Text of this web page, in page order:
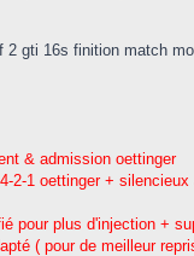
2 gti 16s finition match
& admission oettinger
2-1 oettinger + silencieux
pour plus d'injection +
( pour de meilleur